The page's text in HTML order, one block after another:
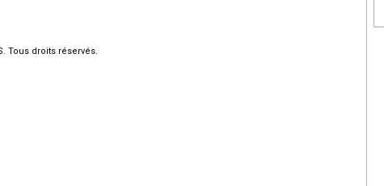
Tous droits réservés.